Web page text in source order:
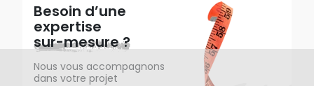
Besoin d’une
expertise
sur-mesure ?
Nous vous accompagnons
dans votre projet